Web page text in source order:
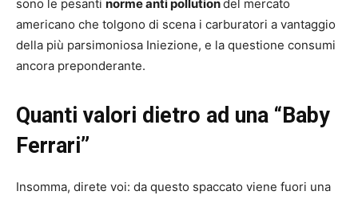
sono le pesanti norme anti pollutiondel mercato
americano che tolgono di scena i carburatori a vantaggio
della più parsimoniosa Iniezione, e la questione consumi
ancora preponderante.
Quanti valori dietro ad una “Baby
Ferrari”
Insomma, direte voi: da questo spaccato viene fuori una